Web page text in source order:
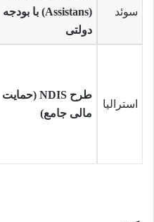
سوئد
(Assistans) با بودجه
دولتی
استرالیا
طرح NDIS (حمایت
مالی جامع)